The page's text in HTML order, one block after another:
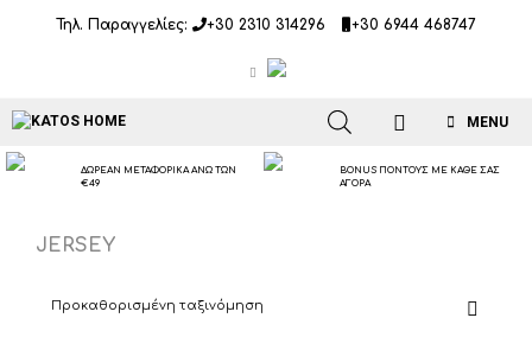
Τηλ. Παραγγελίες: +30 2310 314296 +30 6944 468747
MENU
ΔΩΡΕΑΝ ΜΕΤΑΦΟΡΙΚΑ ΑΝΩ ΤΩΝ
€49
BONUS ΠΟΝΤΟΥΣ ΜΕ ΚΑΘΕ ΣΑΣ
ΑΓΟΡΑ
JERSEY